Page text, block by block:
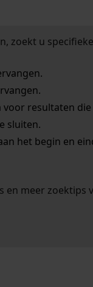
zoekt u
resultaten die
sluiten.
het begin en
en meer zoektips